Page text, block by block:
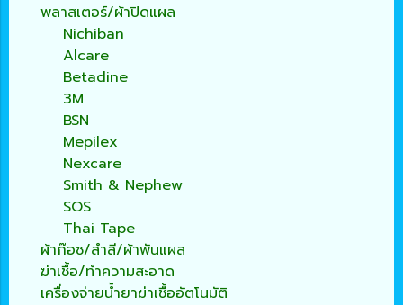
พลาสเตอร์/ผ้าปิดแผล
Nichiban
Alcare
Betadine
3M
BSN
Mepilex
Nexcare
Smith & Nephew
SOS
Thai Tape
ผ้าก๊อซ/สำลี/ผ้าพันแผล
ฆ่าเชื้อ/ทำความสะอาด
เครื่องจ่ายน้ำยาฆ่าเชื้ออัตโนมัติ